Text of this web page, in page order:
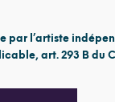
par l’artiste
art. 293 B du